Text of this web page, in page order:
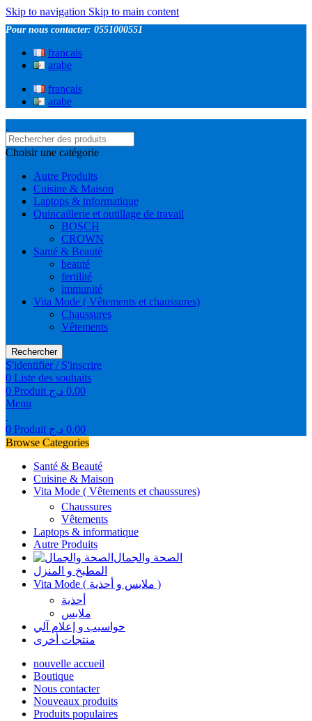
Skip to navigation Skip to main content
Pour nous contacter: 0551000551
francais
arabe
francais
arabe
Choisir une catégorie
Autre Produits
Cuisine & Maison
Laptops & informatique
Quincaillerie et outillage de travail
BOSCH
CROWN
Santé & Beauté
beauté
fertilité
immunité
Vita Mode ( Vêtements et chaussures)
Chaussures
Vêtements
Rechercher
S'identifier / S'inscrire
0 Liste des souhaits
0 Produit 0.00 د.ج
Menu
0 Produit 0.00 د.ج
Browse Categories
Santé & Beauté
Cuisine & Maison
Vita Mode ( Vêtements et chaussures)
Chaussures
Vêtements
Laptops & informatique
Autre Produits
الصحة والجمال
المطبخ و المنزل
Vita Mode ( ملابس و أحذية )
أحذية
ملابس
حواسيب و إعلام آلي
منتجات أخرى
nouvelle accueil
Boutique
Nous contacter
Nouveaux produits
Produits populaires